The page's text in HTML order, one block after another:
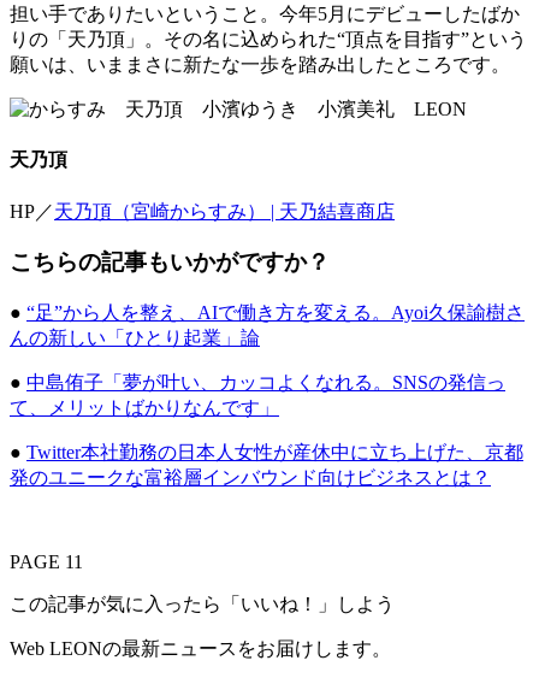
担い手でありたいということ。今年5月にデビューしたばか
りの「天乃頂」。その名に込められた“頂点を目指す”という
願いは、いままさに新たな一歩を踏み出したところです。
天乃頂
HP／天乃頂（宮崎からすみ） | 天乃結喜商店
こちらの記事もいかがですか？
● “足”から人を整え、AIで働き方を変える。Ayoi久保諭樹さ
んの新しい「ひとり起業」論
● 中島侑子「夢が叶い、カッコよくなれる。SNSの発信っ
て、メリットばかりなんです」
● Twitter本社勤務の日本人女性が産休中に立ち上げた、京都
発のユニークな富裕層インバウンド向けビジネスとは？
PAGE 11
この記事が気に入ったら「いいね！」しよう
Web LEONの最新ニュースをお届けします。